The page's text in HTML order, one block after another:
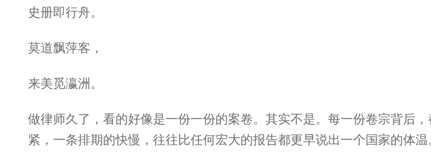
史册即行舟。
莫道飘萍客，
来美觅瀛洲。
做律师久了，看的好像是一份一份的案卷。其实不是。每一份卷宗背后
紧，一条排期的快慢，往往比任何宏大的报告都更早说出一个国家的体温